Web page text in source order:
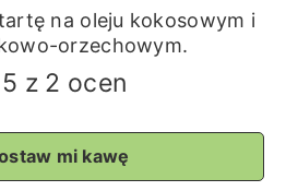
na oleju kokosowym i
orzechowym.
5 z 2 ocen
mi kawę